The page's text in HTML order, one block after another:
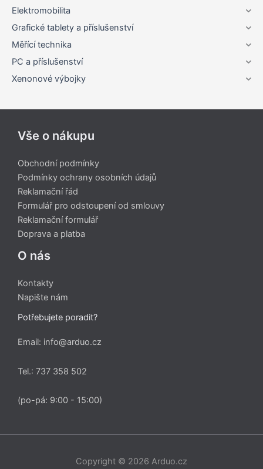
Elektromobilita
Grafické tablety a příslušenství
Měřící technika
PC a příslušenství
Xenonové výbojky
Vše o nákupu
Obchodní podmínky
Podmínky ochrany osobních údajů
Reklamační řád
Formulář pro odstoupení od smlouvy
Reklamační formulář
Doprava a platba
O nás
Kontakty
Napište nám
Potřebujete poradit?
Email: info@arduo.cz
Tel.: 737 358 502
(po-pá: 9:00 - 15:00)
Copyright © 2026 Arduo.cz